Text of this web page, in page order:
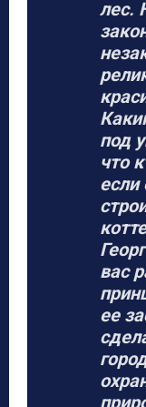
лес.
под
что
если
вас
ее